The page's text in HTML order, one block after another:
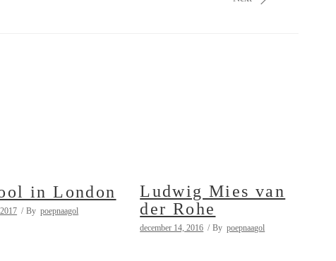
in London
By poepnaagol
Ludwig Mies van
der Rohe
december 14, 2016 By poepnaagol